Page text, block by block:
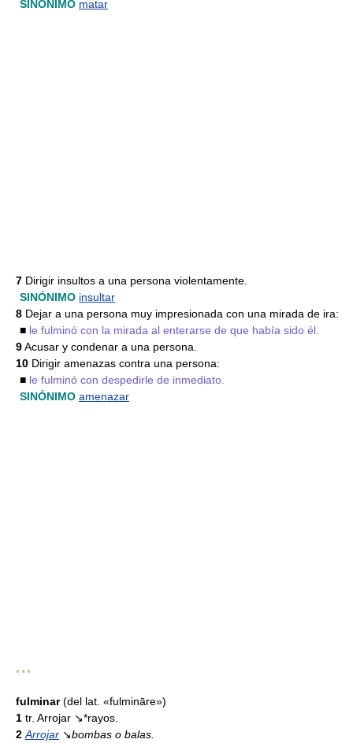
SINÓNIMO matar
7 Dirigir insultos a una persona violentamente.
SINÓNIMO insultar
8 Dejar a una persona muy impresionada con una mirada de ira:
■ le fulminó con la mirada al enterarse de que había sido él.
9Acusar y condenar a una persona.
10 Dirigir amenazas contra una persona:
■ le fulminó con despedirle de inmediato.
SINÓNIMO amenazar
* * *
fulminar(del lat. «fulmināre»)
1 tr. Arrojar ↘*rayos.
2 Arrojar ↘bombas o balas.